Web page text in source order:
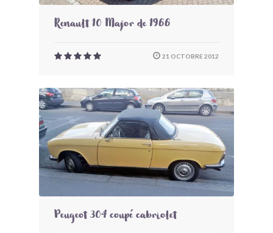
Renault 10 Major de 1966
21 OCTOBRE 2012
Peugeot 304 coupé cabriolet